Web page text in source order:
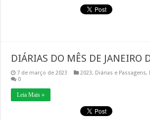
DIÁRIAS DO MÊS DE JANEIRO
7 de março de 2023 2023, Diárias e Passagens,
0
Leia Mais »